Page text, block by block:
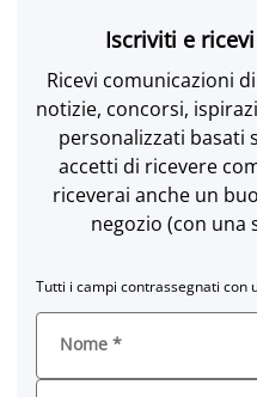
Iscriviti e
Ricevi comunicazioni
notizie, concorsi,
personalizzati basati
accetti di ricevere
riceverai anche un
negozio (con una
Tutti i campi contrassegnati con
Nome *